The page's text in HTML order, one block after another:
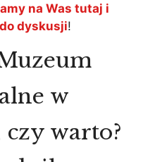
na Was tutaj i
dyskusji!
w
warto?